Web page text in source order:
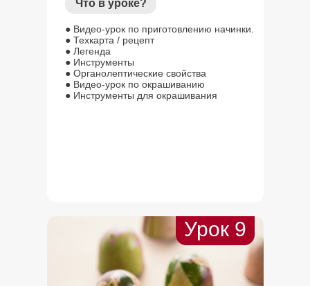
Урок 9
● Видео-урок по приготовлению начинки.
● Техкарта / рецепт
● Легенда
● Инструменты
● Органолептические свойства
● Видео-урок по окрашиванию
● Инструменты для окрашивания
Что в уроке?